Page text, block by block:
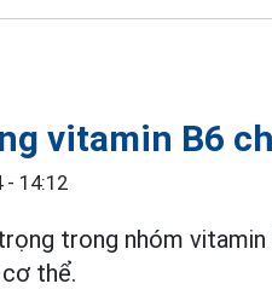
vitamin B6
- 14:12
trong nhóm
thể.